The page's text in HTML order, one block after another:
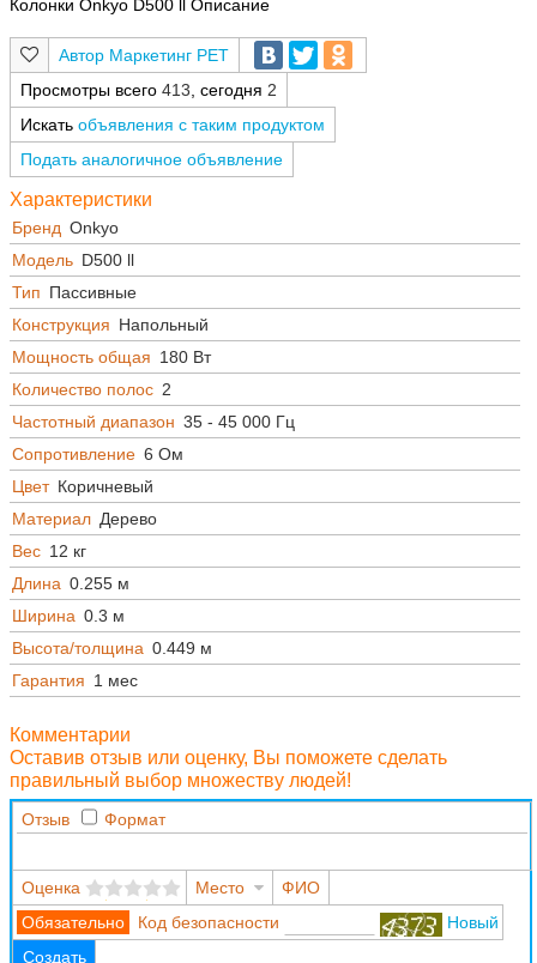
Колонки Onkyo D500 ll Описание
Маркетинг РЕТ
Просмотры всего 413 , сегодня 2
Искать объявления с таким продуктом
Подать аналогичное объявление
Характеристики
Бренд Onkyo
Модель D500 ll
Тип Пассивные
Конструкция Напольный
Мощность общая 180 Вт
Количество полос 2
Частотный диапазон 35 - 45 000 Гц
Сопротивление 6 Ом
Цвет Коричневый
Материал Дерево
Вес 12 кг
Длина 0.255 м
Ширина 0.3 м
Высота/толщина 0.449 м
Гарантия 1 мес
Комментарии
Оставив отзыв или оценку, Вы поможете сделать
правильный выбор множеству людей!
Отзыв Формат
Оценка Место
ФИО
Код безопасности
Новый
Создать